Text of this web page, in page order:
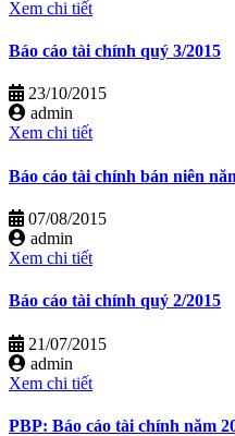
Xem chi tiết
Báo cáo tài chính quý 3/2015
23/10/2015
admin
Xem chi tiết
Báo cáo tài chính bán niên
07/08/2015
admin
Xem chi tiết
Báo cáo tài chính quý 2/2015
21/07/2015
admin
Xem chi tiết
PBP: Báo cáo tài chính năm